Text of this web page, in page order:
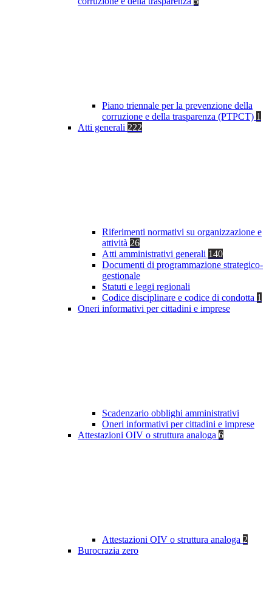
Piano triennale per la prevenzione della
corruzione e della trasparenza (PTPCT) 1
Atti generali 222
Riferimenti normativi su organizzazione e
attività 26
Atti amministrativi generali 140
Documenti di programmazione strategico-
gestionale
Statuti e leggi regionali
Codice disciplinare e codice di condotta 1
Oneri informativi per cittadini e imprese
Scadenzario obblighi amministrativi
Oneri informativi per cittadini e imprese
Attestazioni OIV o struttura analoga 6
Attestazioni OIV o struttura analoga 2
Burocrazia zero